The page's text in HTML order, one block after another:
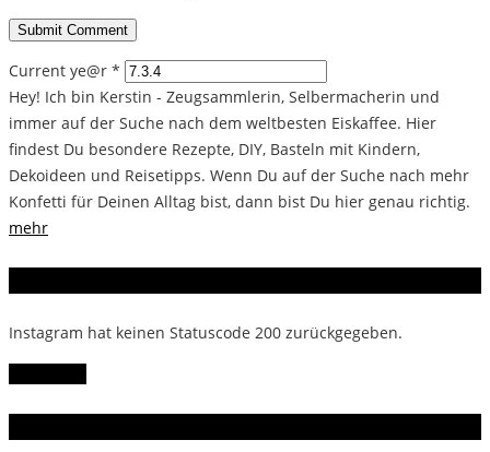
Current ye@r *
Hey! Ich bin Kerstin - Zeugsammlerin, Selbermacherin und
immer auf der Suche nach dem weltbesten Eiskaffee. Hier
findest Du besondere Rezepte, DIY, Basteln mit Kindern,
Dekoideen und Reisetipps. Wenn Du auf der Suche nach mehr
Konfetti für Deinen Alltag bist, dann bist Du hier genau richtig.
mehr
Instagram hat keinen Statuscode 200 zurückgegeben.